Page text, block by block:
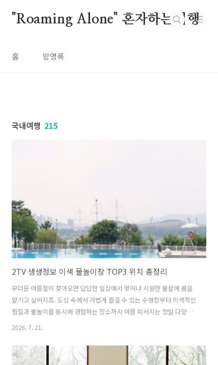
"Roaming Alone" 혼자하는여행
홈 방명록
국내여행 215
2TV 생생정보 이색 물놀이장 TOP3 위치 총정리
무더운 여름철이 찾아오면 답답한 일상에서 벗어나 시원한 물살에 몸을
맡기고 싶어지죠. 도심 속에서 가볍게 즐길 수 있는 수영장부터 이색적인
찜질과 물놀이를 동시에 경험하는 장소까지 여름 피서지는 정말 다양해
요! 7월 21일 화요일 방송된 2TV 생생정보 2574회에서는 답답한 가슴을
게 주말을 보낼 수 있는 피서지를 찾고 계셨다면 이번 방송 정보를 주목
해 주세요! 방송에 나온 명소들의 위치와 이용 정보까지 빠짐없이 챙겨왔
2026. 7. 21.